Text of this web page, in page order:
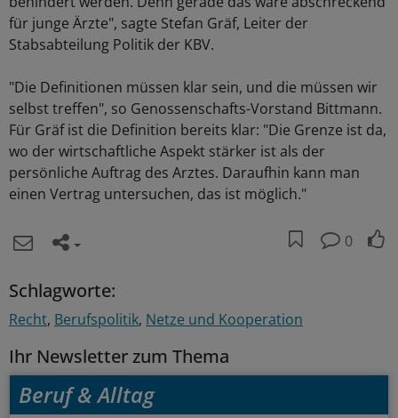
für junge Ärzte", sagte Stefan Gräf, Leiter der
Stabsabteilung Politik der KBV.
"Die Definitionen müssen klar sein, und die müssen wir
selbst treffen", so Genossenschafts-Vorstand Bittmann.
Für Gräf ist die Definition bereits klar: "Die Grenze ist da,
wo der wirtschaftliche Aspekt stärker ist als der
persönliche Auftrag des Arztes. Daraufhin kann man
einen Vertrag untersuchen, das ist möglich."
0
Schlagworte:
Recht Berufspolitik Netze und Kooperation
Ihr Newsletter zum Thema
Beruf & Alltag